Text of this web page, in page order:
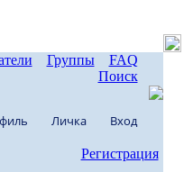
Группы
FAQ
Поиск
Личка Вход
Регистрация